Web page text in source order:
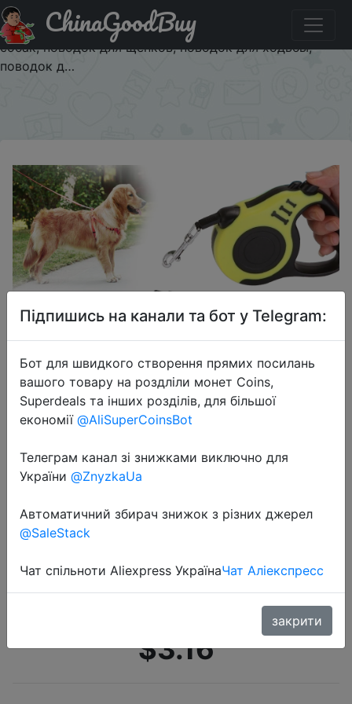
Придбати 3/5 М прочный поводок для собак
автоматический Выдвижной Нейлоновый Поводок для
собак, поводок для щенков, поводок для ходьбы,
поводок д…
ChinaGoodBuy
2020-07-07
автоматический Выдвижной
Нейлоновый Поводок для собак,
поводок для щенков, поводок для
ходьбы, поводок д…
$3.16
Підпишись на канали та бот у Telegram:
Бот для швидкого створення прямих посилань
вашого товару на роздліли монет Coins,
Superdeals та інших розділів, для більшої
економії @AliSuperCoinsBot
Телеграм канал зі знижками виключно для
України @ZnyzkaUa
Автоматичний збирач знижок з різних джерел
@SaleStack
Чат спільноти Aliexpress УкраїнаЧат Аліекспресс
закрити